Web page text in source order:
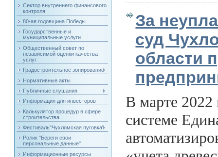
Сектор внутреннего финансового
контроля
80-ая годовщина Победы
Государственные и
муниципальные услуги
Общественный совет по
независимой оценки качества
услуг
Градостроительное зонирование
Нормативные акты
Публичные слушания
Информация для инвесторов
Калькулятор процедур в сфере
строительства
Фестиваль"Чухломская пуговка"
Ролик "Береги свои
персональные данные"
Информационные ресурсы
За
суд
области
В марте 2022
системе